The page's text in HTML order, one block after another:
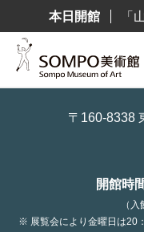
テ
本日開館 「
〒160-8338
開館時
（
※ 展覧会により金曜日は20